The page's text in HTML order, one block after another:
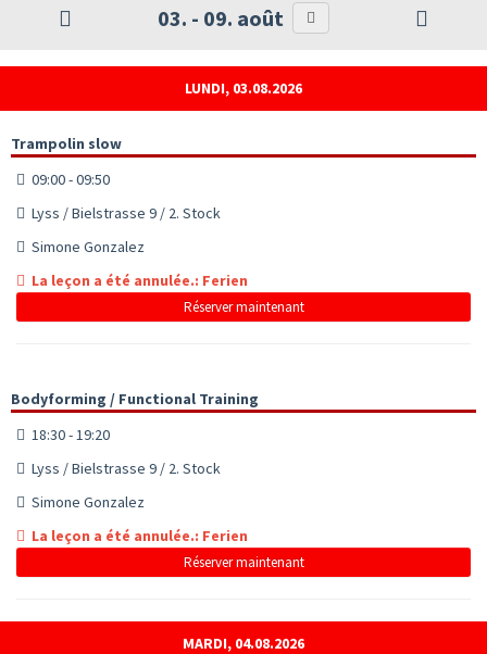
03. - 09. août
LUNDI, 03.08.2026
Trampolin slow
09:00 - 09:50
Lyss / Bielstrasse 9 / 2. Stock
Simone Gonzalez
La leçon a été annulée.: Ferien
Réserver maintenant
Bodyforming / Functional Training
18:30 - 19:20
Lyss / Bielstrasse 9 / 2. Stock
Simone Gonzalez
La leçon a été annulée.: Ferien
Réserver maintenant
MARDI, 04.08.2026